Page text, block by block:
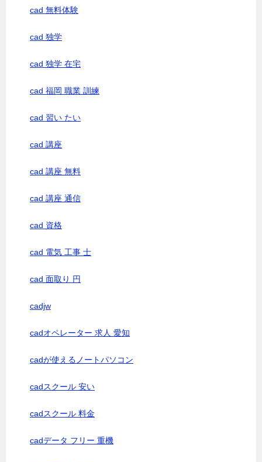
cad 無料体験
cad 独学
cad 独学 在宅
cad 福岡 職業 訓練
cad 習い たい
cad 講座
cad 講座 無料
cad 講座 通信
cad 資格
cad 電気 工事 士
cad 面取り 円
cadjw
cadオペレーター 求人 愛知
cadが使えるノートパソコン
cadスクール 安い
cadスクール 料金
cadデータ フリー 重機